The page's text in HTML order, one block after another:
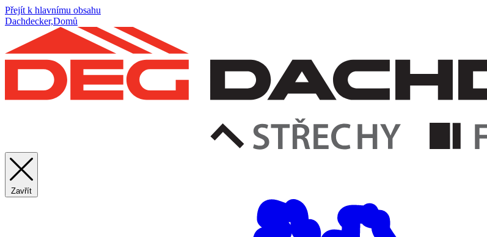
Přejít k hlavnímu obsahu
Dachdecker,Domů
Zavřít